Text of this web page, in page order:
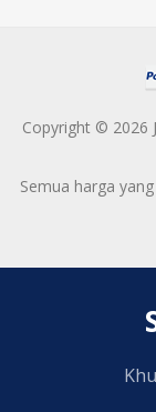
Copyright © 2026
Semua harga